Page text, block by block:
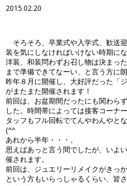
2015.02.20
そろそろ、卒業式や入学式、歓送
装を気にしなければいけない時期に
洋装、和装問わずお召し物は決まっ
まで準備できてなーい、と言う方に
昨年８月に開催し、大好評だった「
がまたまた開催されます！
前回は、お盆期間だったにも関わら
した。時間帯によっては接客コーナ
タッフもフル回転でてんやわんやと
(^^ゞ
あれから半年・・・。
思えばあっと言う間でしたが、いよ
催されます。
前回は、ジュエリーリメイクがきっ
という方もいらっしゃるくらい、皆